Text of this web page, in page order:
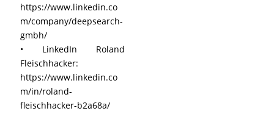
https://www.linkedin.co
m/company/deepsearch-
gmbh/
• LinkedIn Roland
Fleischhacker:
https://www.linkedin.co
m/in/roland-
fleischhacker-b2a68a/